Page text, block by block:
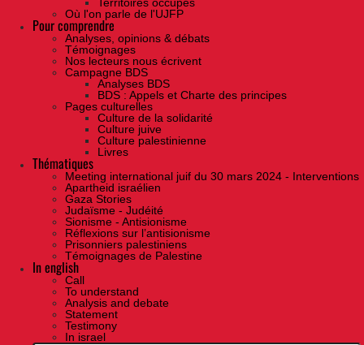
Où l'on parle de l'UJFP
Pour comprendre
Analyses, opinions & débats
Témoignages
Nos lecteurs nous écrivent
Campagne BDS
Analyses BDS
BDS : Appels et Charte des principes
Pages culturelles
Culture de la solidarité
Culture juive
Culture palestinienne
Livres
Thématiques
Meeting international juif du 30 mars 2024 - Interventions
Apartheid israélien
Gaza Stories
Judaïsme - Judéité
Sionisme - Antisionisme
Réflexions sur l’antisionisme
Prisonniers palestiniens
Témoignages de Palestine
In english
Call
To understand
Analysis and debate
Statement
Testimony
In israel